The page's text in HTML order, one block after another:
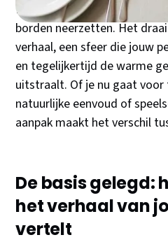
Het dekken van je kersttafel
borden neerzetten. Het
verhaal, een sfeer die jouw
en tegelijkertijd de warme
uitstraalt. Of je nu gaat
natuurlijke eenvoud of
aanpak maakt het verschil
De basis gelegd:
het verhaal van
vertelt